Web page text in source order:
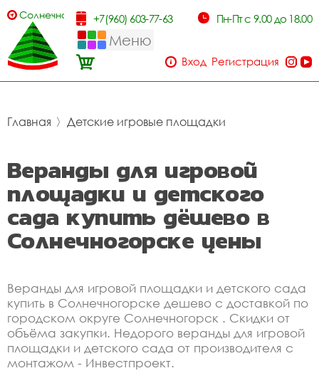
Солнечногорск +7(960) 603-77-63 Пн-Пт с 9.00 до 18.00
Меню
Вход Регистрация
Главная 〉 Детские игровые площадки
Веранды для игровой
площадки и детского
сада купить дёшево в
Солнечногорске цены
Веранды для игровой площадки и детского сада
купить в Солнечногорске дешево с доставкой по
городском округе Солнечногорск . Скидки от
объёма закупки. Недорого веранды для игровой
площадки и детского сада от производителя с
монтажом - Инвестпроект.